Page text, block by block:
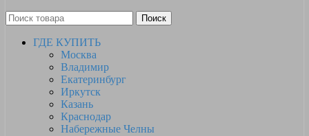
Поиск
ГДЕ КУПИТЬ
Москва
Владимир
Екатеринбург
Иркутск
Казань
Краснодар
Набережные Челны